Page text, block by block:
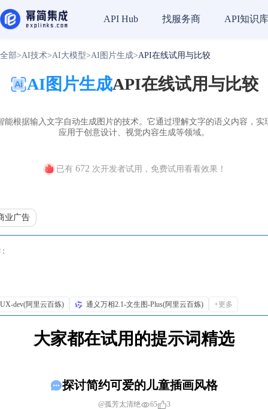
API Hub 找服务商 API知识库
全部>AI技术>AI大模型>AI图片生成>API在线试用与比较
AI图片生成API在线试用与比较
根据输入文字自动生成图片的技术。它通过理解文字的语义内容，实
应用于创意设计、视觉内容生成等领域。
已有 672 次开发者试用，免费试用看看效果！
业广告
dev(阿里云百炼) 通义万相2.1-文生图-Plus(阿里云百炼) +更多
大家都在试用的提示词精选
探讨简约可爱的儿童插画风格
@孤芳太清绝 65 3